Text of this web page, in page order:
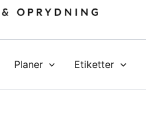
Planer Etiketter